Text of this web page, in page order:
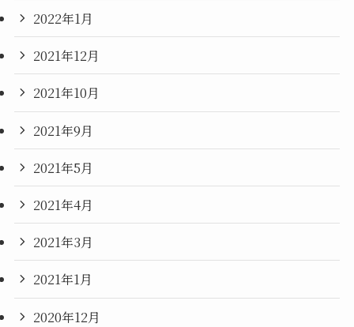
2022年1月
2021年12月
2021年10月
2021年9月
2021年5月
2021年4月
2021年3月
2021年1月
2020年12月